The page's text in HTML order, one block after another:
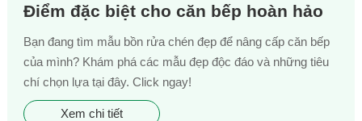
Điểm đặc biệt cho căn bếp hoàn hảo
Bạn đang tìm mẫu bồn rửa chén đẹp để nâng cấp căn bếp
của mình? Khám phá các mẫu đẹp độc đáo và những tiêu
chí chọn lựa tại đây. Click ngay!
Xem chi tiết